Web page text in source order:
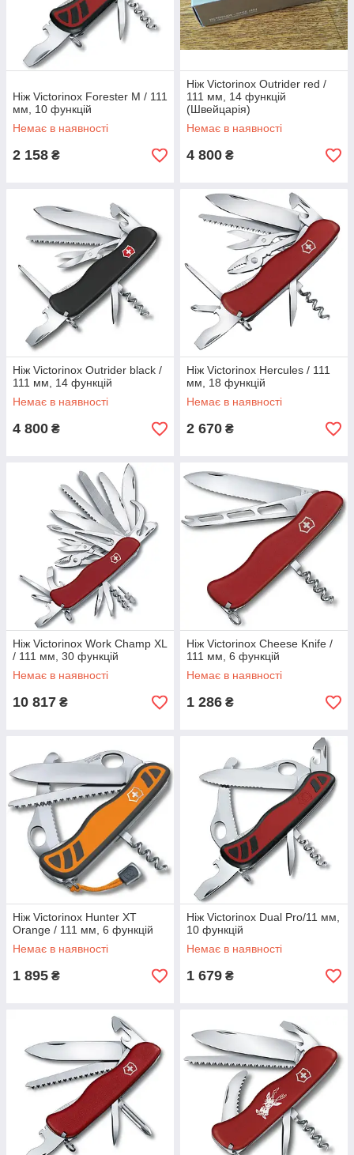
Ніж Victorinox Forester M / 111
мм, 10 функцій
Немає в наявності
2 158 ₴
Ніж Victorinox Outrider red /
111 мм, 14 функцій
(Швейцарія)
Немає в наявності
4 800 ₴
Ніж Victorinox Outrider black /
111 мм, 14 функцій
Немає в наявності
4 800 ₴
Ніж Victorinox Hercules / 111
мм, 18 функцій
Немає в наявності
2 670 ₴
Ніж Victorinox Work Champ XL
/ 111 мм, 30 функцій
Немає в наявності
10 817 ₴
Ніж Victorinox Cheese Knife /
111 мм, 6 функцій
Немає в наявності
1 286 ₴
Ніж Victorinox Hunter XT
Orange / 111 мм, 6 функцій
Немає в наявності
1 895 ₴
Ніж Victorinox Dual Pro/11 мм,
10 функцій
Немає в наявності
1 679 ₴